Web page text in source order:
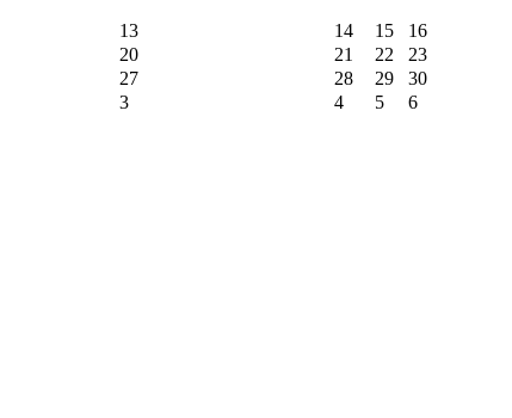
13 14 15
16
20 21 22
23
27 28 29
30
3 4 5 6